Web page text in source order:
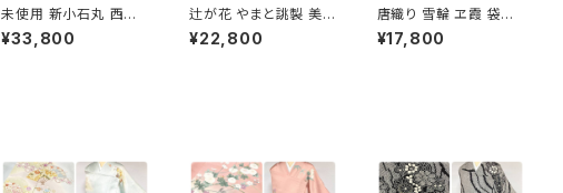
未使用 新小石丸 西陣
織 御印華唐織 花柄 袋
帯 正絹 金糸 白 クリー
¥33,800
辻が花 やまと誂製 美品
正絹 金糸 袋帯 黒 紺
紫 パステルカラー 702
¥22,800
唐織り 雪輪 ヱ霞 袋帯
正絹 金糸 白 ピンク 水
色 紫 パステルカラー 5
¥17,800